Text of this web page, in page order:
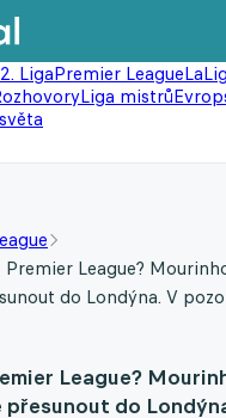
2. LigaPremier League
Liga mistrů
League?
do Londýna. V
League?
do